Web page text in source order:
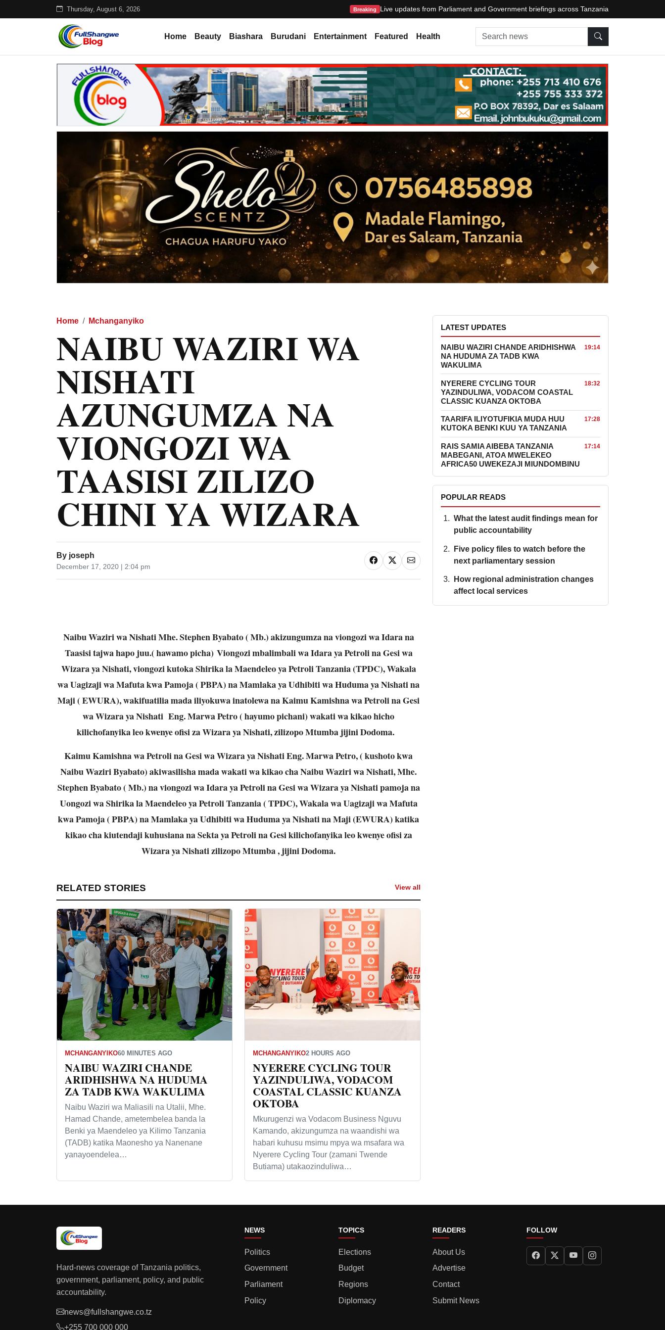
Thursday, August 6, 2026 Breaking Live updates from Parliament and Government briefings across Tanzania
Home Beauty Biashara Burudani Entertainment Featured Health Search news
Home Mchanganyiko
NAIBU WAZIRI WA
NISHATI
AZUNGUMZA NA
VIONGOZI WA
TAASISI ZILIZO
CHINI YA WIZARA
By joseph
December 17, 2020 | 2:04 pm
Naibu Waziri wa Nishati Mhe. Stephen Byabato ( Mb.) akizungumza na viongozi wa Idara na
Taasisi tajwa hapo juu.( hawamo picha) Viongozi mbalimbali wa Idara ya Petroli na Gesi wa
Wizara ya Nishati, viongozi kutoka Shirika la Maendeleo ya Petroli Tanzania (TPDC), Wakala
wa Uagizaji wa Mafuta kwa Pamoja ( PBPA) na Mamlaka ya Udhibiti wa Huduma ya Nishati na
Maji ( EWURA), wakifuatilia mada iliyokuwa inatolewa na Kaimu Kamishna wa Petroli na Gesi
wa Wizara ya Nishati Eng. Marwa Petro ( hayumo pichani) wakati wa kikao hicho
kilichofanyika leo kwenye ofisi za Wizara ya Nishati, zilizopo Mtumba jijini Dodoma.
Kaimu Kamishna wa Petroli na Gesi wa Wizara ya Nishati Eng. Marwa Petro, ( kushoto kwa
Naibu Waziri Byabato) akiwasilisha mada wakati wa kikao cha Naibu Waziri wa Nishati, Mhe.
Stephen Byabato ( Mb.) na viongozi wa Idara ya Petroli na Gesi wa Wizara ya Nishati pamoja na
Uongozi wa Shirika la Maendeleo ya Petroli Tanzania ( TPDC), Wakala wa Uagizaji wa Mafuta
kwa Pamoja ( PBPA) na Mamlaka ya Udhibiti wa Huduma ya Nishati na Maji (EWURA) katika
kikao cha kiutendaji kuhusiana na Sekta ya Petroli na Gesi kilichofanyika leo kwenye ofisi za
Wizara ya Nishati zilizopo Mtumba , jijini Dodoma.
RELATED STORIES View all
MCHANGANYIKO60 MINUTES AGO
NAIBU WAZIRI CHANDE
ARIDHISHWA NA HUDUMA
ZA TADB KWA WAKULIMA
Naibu Waziri wa Maliasili na Utalii, Mhe.
Hamad Chande, ametembelea banda la
Benki ya Maendeleo ya Kilimo Tanzania
(TADB) katika Maonesho ya Nanenane
yanayoendelea…
MCHANGANYIKO2 HOURS AGO
NYERERE CYCLING TOUR
YAZINDULIWA, VODACOM
COASTAL CLASSIC KUANZA
OKTOBA
Mkurugenzi wa Vodacom Business Nguvu
Kamando, akizungumza na waandishi wa
habari kuhusu msimu mpya wa msafara wa
Nyerere Cycling Tour (zamani Twende
Butiama) utakaozinduliwa…
LATEST UPDATES
NAIBU WAZIRI CHANDE ARIDHISHWA
NA HUDUMA ZA TADB KWA
WAKULIMA
19:14
NYERERE CYCLING TOUR
YAZINDULIWA, VODACOM COASTAL
CLASSIC KUANZA OKTOBA
18:32
TAARIFA ILIYOTUFIKIA MUDA HUU
KUTOKA BENKI KUU YA TANZANIA
17:28
RAIS SAMIA AIBEBA TANZANIA
MABEGANI, ATOA MWELEKEO
AFRICA50 UWEKEZAJI MIUNDOMBINU
17:14
POPULAR READS
What the latest audit findings mean for
public accountability
Five policy files to watch before the
next parliamentary session
How regional administration changes
affect local services
Hard-news coverage of Tanzania politics,
government, parliament, policy, and public
accountability.
news@fullshangwe.co.tz
+255 700 000 000
NEWS
Politics
Government
Parliament
Policy
TOPICS
Elections
Budget
Regions
Diplomacy
READERS
About Us
Advertise
Contact
Submit News
FOLLOW